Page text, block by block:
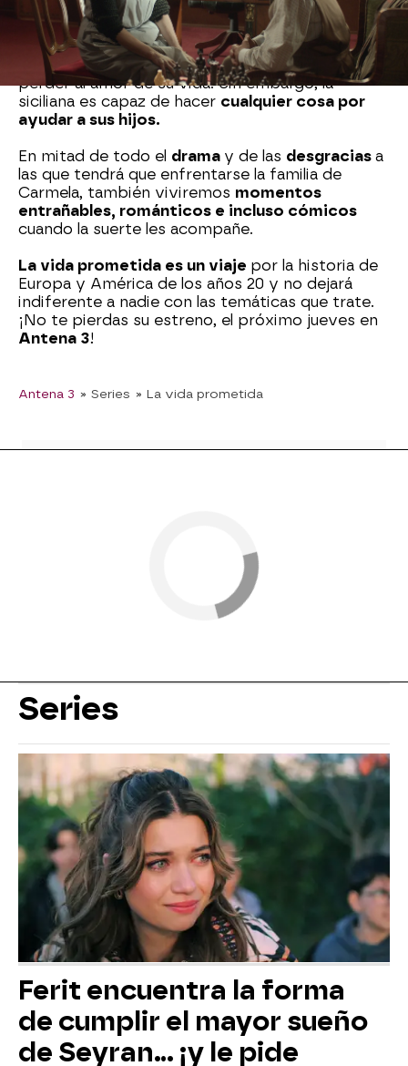
Precisamente, para poder instalarse en América
con sus hijos, Carmela deberá contraer
matrimonio con un hombre que no conoce, algo
que no le hará especial ilusión porque acaba de
perder al amor de su vida. Sin embargo, la
siciliana es capaz de hacer cualquier cosa por
ayudar a sus hijos.
En mitad de todo el drama y de las desgracias a
las que tendrá que enfrentarse la familia de
Carmela, también viviremos momentos
entrañables, románticos e incluso cómicos
cuando la suerte les acompañe.
La vida prometida es un viaje por la historia de
Europa y América de los años 20 y no dejará
indiferente a nadie con las temáticas que trate.
¡No te pierdas su estreno, el próximo jueves en
Antena 3!
Antena 3 » Series » La vida prometida
Series
Ferit encuentra la forma
de cumplir el mayor sueño
de Seyran... ¡y le pide